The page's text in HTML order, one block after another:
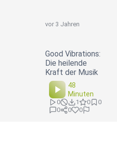
vor 3 Jahren
Good Vibrations:
Die heilende
Kraft der Musik
48
Minuten
0 1 0
0
0
0 0